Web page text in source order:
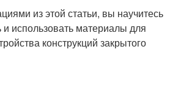
из этой статьи, вы научитесь
использовать материалы для
конструкций закрытого